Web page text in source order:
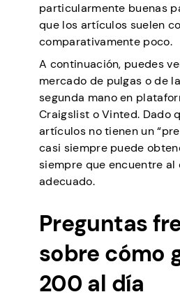
particularmente buenas
que los artículos suelen
comparativamente poco.
A continuación, puedes
mercado de pulgas o de
segunda mano en
Craigslist o Vinted. Dado
artículos no tienen un
casi siempre puede
siempre que encuentre
adecuado.
Preguntas
sobre cómo
200 al día